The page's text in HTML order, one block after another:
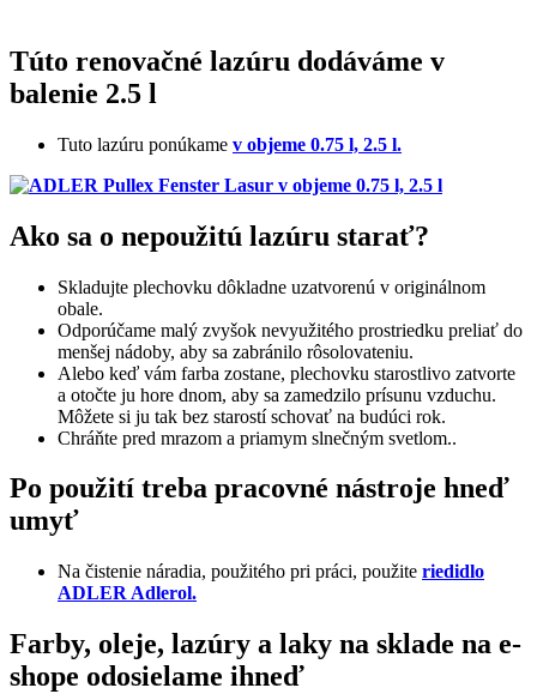
Túto renovačné lazúru dodáváme v
balenie 2.5 l
Tuto lazúru ponúkame v objeme 0.75 l, 2.5 l.
Ako sa o nepoužitú lazúru starať?
Skladujte plechovku dôkladne uzatvorenú v originálnom
obale.
Odporúčame malý zvyšok nevyužitého prostriedku preliať do
menšej nádoby, aby sa zabránilo rôsolovateniu.
Alebo keď vám farba zostane, plechovku starostlivo zatvorte
a otočte ju hore dnom, aby sa zamedzilo prísunu vzduchu.
Môžete si ju tak bez starostí schovať na budúci rok.
Chráňte pred mrazom a priamym slnečným svetlom..
Po použití treba pracovné nástroje hneď
umyť
Na čistenie náradia, použitého pri práci, použite riedidlo
ADLER Adlerol.
Farby, oleje, lazúry a laky na sklade na e-
shope odosielame ihneď